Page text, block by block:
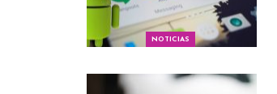
NOTICIAS